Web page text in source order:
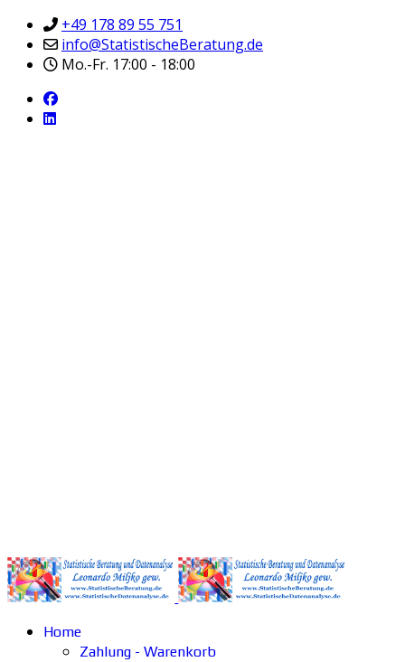
+49 178 89 55 751
info@StatistischeBeratung.de
Mo.-Fr. 17:00 - 18:00
Home
Zahlung - Warenkorb